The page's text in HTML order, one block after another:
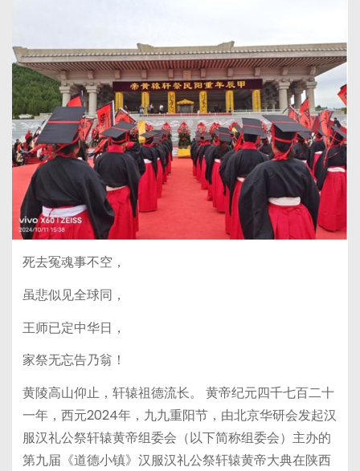
死去冤魂事不空，
虽悲似见全球同，
王师已定中华日，
家祭无忘告乃翁！
黄陵高山仰止，轩辕祖德流长。 黄帝纪元四千七百二十
一年，西元2024年，九九重阳节，由北京华研会发起汉
服汉礼公祭轩辕黄帝组委会（以下简称组委会）主办的
第九届《道德小镇》汉服汉礼公祭轩辕黄帝大典在陕西